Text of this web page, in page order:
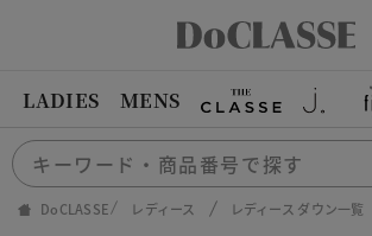
LADIES MENS
DoCLASSE レディース レディース ダウン一覧